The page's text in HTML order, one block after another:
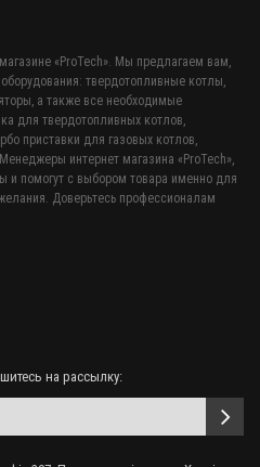
«ProTech». Мы предлагаем вам,
твердотопливные котлы,
а также все необходимые
для твердотопливных котлов,
приставки для газовых котлов,
интернет магазина «ProTech»,
и помогут с выбором товара именно для
Доверьтесь профессионалам
на рассылку: